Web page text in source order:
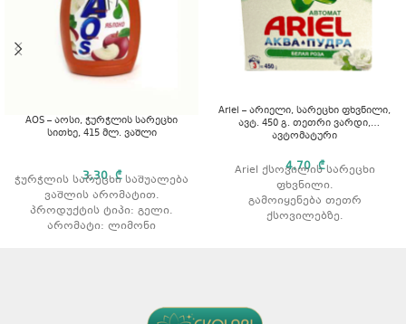
AOS – აოსი, ჭურჭლის სარეცხი
სითხე, 415 მლ. ვაშლი
3,30₾
ჭურჭლის სარეცხი საშუალება
ვაშლის არომატით.
პროდუქტის ტიპი: გელი.
არომატი: ლიმონი
Ariel – არიელი, სარეცხი ფხვნილი,
ავტ. 450 გ. თეთრი ვარდი,
ავტომატური
4,70₾
Ariel ქსოვილის სარეცხი
ფხვნილი.
გამოიყენება თეთრ
ქსოვილებზე.